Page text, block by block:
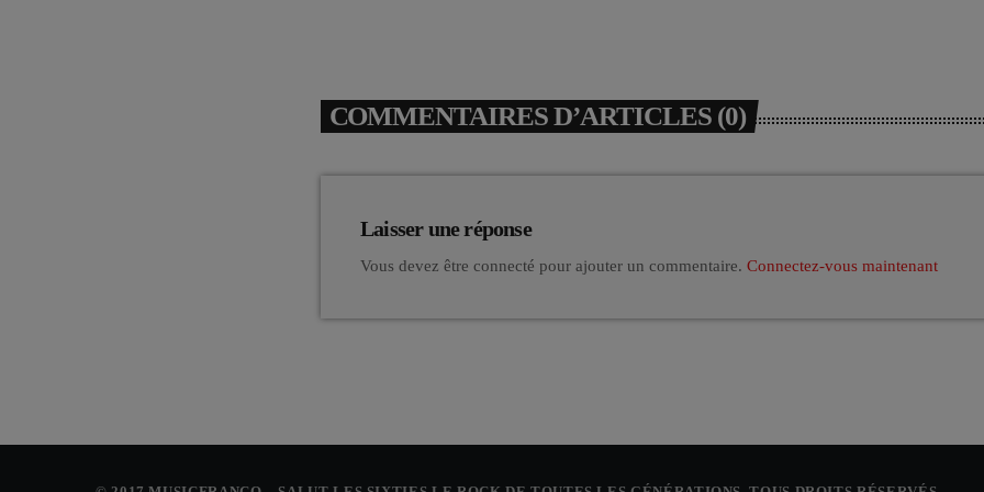
COMMENTAIRES D’ARTICLES (0)
Laisser une réponse
Vous devez être connecté pour ajouter un commentaire. Connectez-vous maintenant